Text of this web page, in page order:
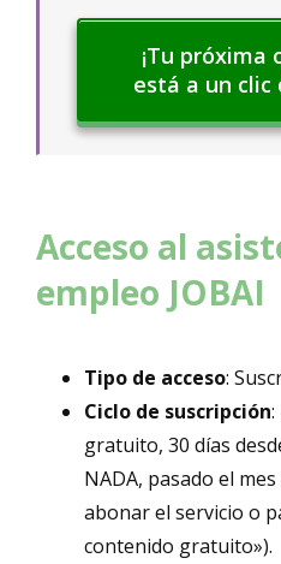
¡Tu próxima
está a un clic
Acceso al
empleo JOBAI
Tipo de acceso:
Ciclo de suscripción
gratuito, 30 días
NADA, pasado el
abonar el servicio o
contenido gratuito»).